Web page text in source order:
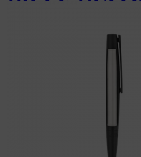
سعر السوق265.00